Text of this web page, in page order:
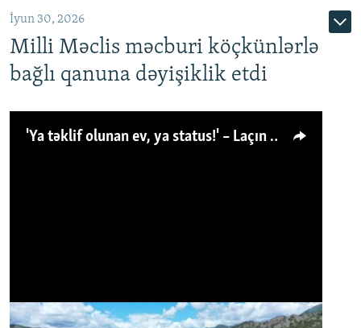
İyun 30, 2026
Milli Məclis məcburi köçkünlərlə
bağlı qanuna dəyişiklik etdi
'Ya təklif olunan ev, ya status!' – Laçın köçkünü: 'Laçından başqa heç hara!'